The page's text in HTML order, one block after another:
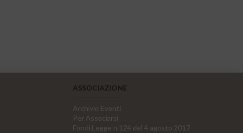
ASSOCIAZIONE
Archivio Eventi
Per Associarsi
Fondi Legge n.124 del 4 agosto 2017